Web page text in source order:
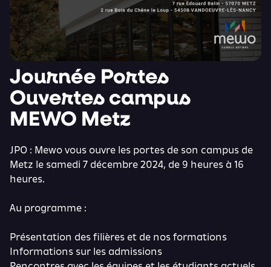
Journée Portes
Ouvertes campus
MEWO Metz
JPO : Mewo vous ouvre les portes de son campus de
Metz le samedi 7 décembre 2024, de 9 heures à 16
heures.
Au programme :
Présentation des filières et de nos formations
Informations sur les admissions